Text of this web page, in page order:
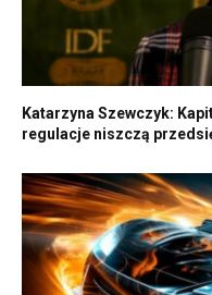
Katarzyna Szewczyk:
regulacje niszczą